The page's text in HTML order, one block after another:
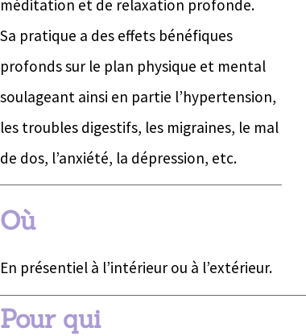
méditation et de relaxation profonde.
Sa pratique a des effets bénéfiques
profonds sur le plan physique et mental
soulageant ainsi en partie l’hypertension,
les troubles digestifs, les migraines, le mal
de dos, l’anxiété, la dépression, etc.
Où
En présentiel à l’intérieur ou à l’extérieur.
Pour qui